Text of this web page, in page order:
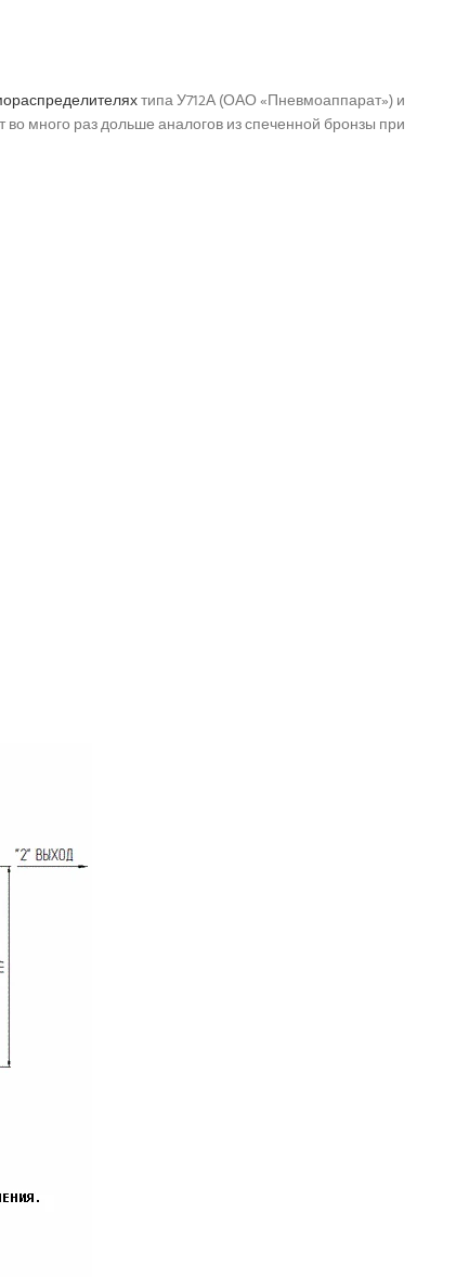
типа У712А (ОАО «Пневмоаппарат») и
много раз дольше аналогов из спеченной бронзы при